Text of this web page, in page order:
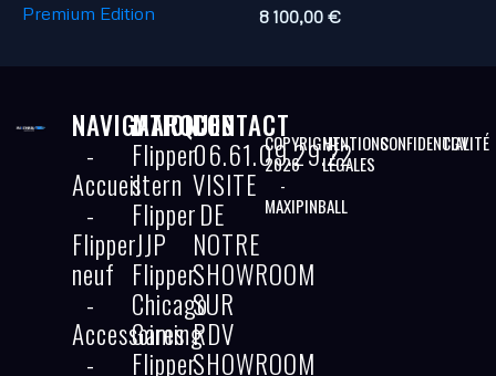
Premium Edition
8 100,00 €
NAVIGATION
-
Accueil
-
Flipper
neuf
-
Accessoires
-
MARQUES
Flipper
stern
Flipper
JJP
Flipper
Chicago
Gaming
Flipper
CONTACT
06.61.09.29.22
VISITE
DE
NOTRE
SHOWROOM
SUR
RDV
SHOWROOM
COPYRIGHT
2026
-
MAXIPINBALL
MENTIONS
LÉGALES
CONFIDENTIALITÉ
CGV